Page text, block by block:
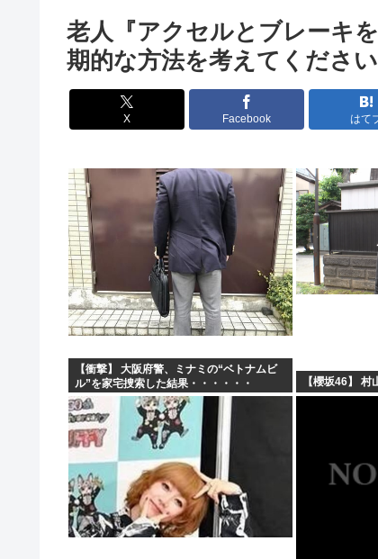
【困惑】資産7億円あるのに、移動も食事も服も
【画像】高市早苗、殺されることに怯え始める
【画像】飛行機の隣の客に手コキされたイケメン
券売機でチンタラしてる鈍感日本人、ガチで増え
【画像】ディズニーのおいなり巻（600円）、流
小学生の時、廊下を走ったときの危険性と利点に
古いパソコンのUSBに挿すだけで復活&高速化す
中国、止められないEV製造 売れず在庫山積み「
危険物乙4さん合格率30%の難関試験になる
氷河期世代『ルッキズムが一番酷かったのは00年
女子中学生をカッターナイフで脅し性的暴行か
高市早苗、また経歴にウソが判明
老人『アクセルとブレーキ
期的な方法を考えてくださ
X Facebook はて
【衝撃】 大阪府警、ミナミの“ベトナムビ
ル”を家宅捜索した結果・・・・・・
【櫻坂46】